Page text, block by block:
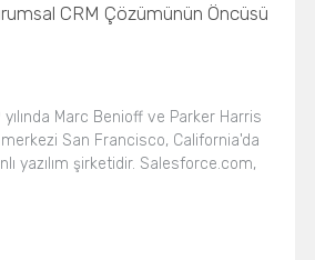
CRM Çözümünün Öncüsü
Marc Benioff ve Parker Harris
San Francisco, California'da
yazılım şirketidir. Salesforce.com,